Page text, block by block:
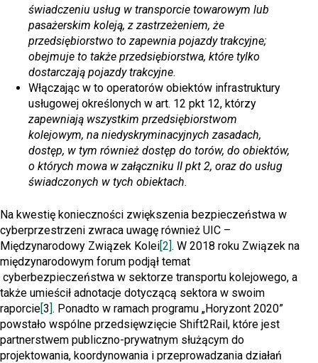
świadczeniu usług w transporcie towarowym lub
pasażerskim koleją, z zastrzeżeniem, że
przedsiębiorstwo to zapewnia pojazdy trakcyjne;
obejmuje to także przedsiębiorstwa, które tylko
dostarczają pojazdy trakcyjne.
Włączając w to operatorów obiektów infrastruktury
usługowej określonych w art. 12 pkt 12, którzy
zapewniają wszystkim przedsiębiorstwom
kolejowym, na niedyskryminacyjnych zasadach,
dostęp, w tym również dostęp do torów, do obiektów,
o których mowa w załączniku II pkt 2, oraz do usług
świadczonych w tych obiektach.
Na kwestię konieczności zwiększenia bezpieczeństwa w
cyberprzestrzeni zwraca uwagę również UIC –
Międzynarodowy Związek Kolei[2]. W 2018 roku Związek na
międzynarodowym forum podjął temat
cyberbezpieczeństwa w sektorze transportu kolejowego, a
także umieścił adnotacje dotyczącą sektora w swoim
raporcie[3]. Ponadto w ramach programu „Horyzont 2020”
powstało wspólne przedsięwzięcie Shift2Rail, które jest
partnerstwem publiczno-prywatnym służącym do
projektowania, koordynowania i przeprowadzania działań